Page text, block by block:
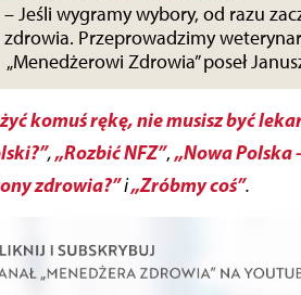
– Jeśli wygramy wybory, od razu
zdrowia. Przeprowadzimy
„Menedżerowi Zdrowia” poseł
komuś rękę, nie musisz być
,„Rozbić NFZ”, „Nowa Polska
zdrowia?”i„Zróbmy coś”.